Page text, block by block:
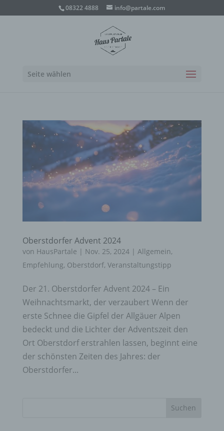
08322 4888 info@partale.com
Seite wählen
Oberstdorfer Advent 2024
von HausPartale | Nov. 25, 2024| Allgemein,
Empfehlung, Oberstdorf, Veranstaltungstipp
Der 21. Oberstdorfer Advent 2024 – Ein
Weihnachtsmarkt, der verzaubert Wenn der
erste Schnee die Gipfel der Allgäuer Alpen
bedeckt und die Lichter der Adventszeit den
Ort Oberstdorf erstrahlen lassen, beginnt eine
der schönsten Zeiten des Jahres: der
Oberstdorfer...